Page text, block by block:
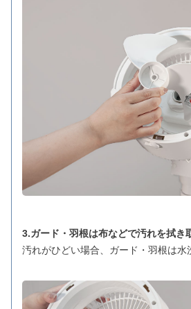
3.ガード・羽根は布などで汚れを拭き
汚れがひどい場合、ガード・羽根は水